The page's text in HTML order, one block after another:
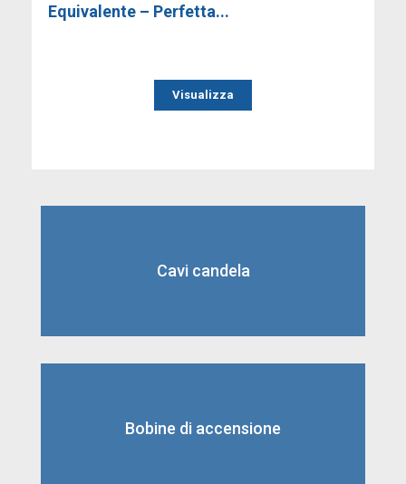
Equivalente – Perfetta...
Visualizza
Cavi candela
Bobine di accensione